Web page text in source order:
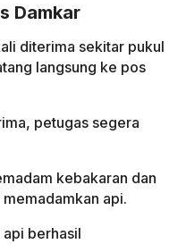
Damkar
diterima sekitar pukul
langsung ke pos
petugas segera
kebakaran dan
api.
berhasil